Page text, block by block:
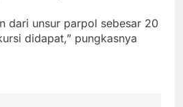
dari unsur parpol sebesar 20
didapat,” pungkasnya